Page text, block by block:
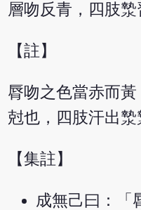
層吻反青，四肢漐
【註】
脣吻之色當赤而
尅也，四肢汗出漐
【集註】
成無己曰：「